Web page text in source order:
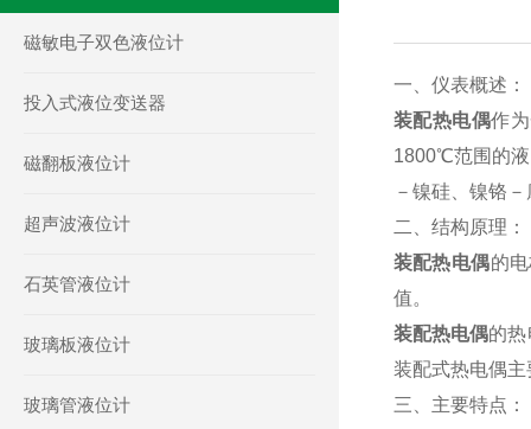
磁敏电子双色液位计
投入式液位变送器
磁翻板液位计
超声波液位计
石英管液位计
玻璃板液位计
玻璃管液位计
一、仪表概述：
装配热电偶作
1800℃范围的
－镍硅、镍铬
二、结构原理：
装配热电偶的
值。
装配热电偶的
装配式热电偶
三、主要特点：